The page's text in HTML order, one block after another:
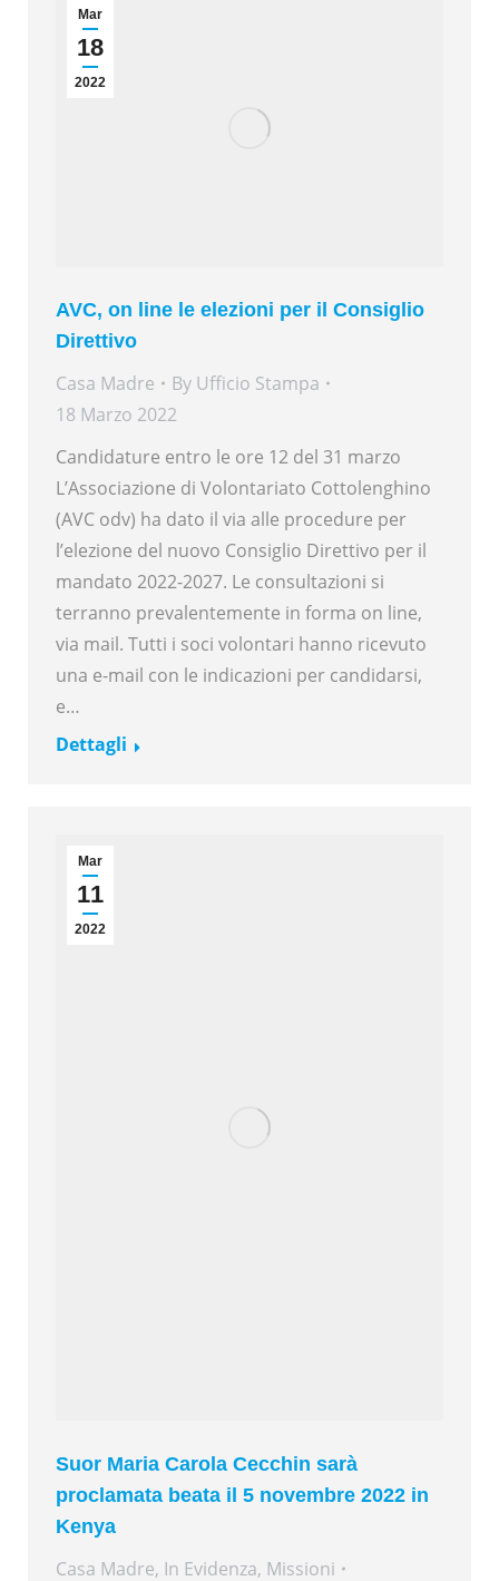
Mar
18
2022
AVC, on line le elezioni per il Consiglio
Direttivo
Casa Madre By Ufficio Stampa
18 Marzo 2022
Candidature entro le ore 12 del 31 marzo
L’Associazione di Volontariato Cottolenghino
(AVC odv) ha dato il via alle procedure per
l’elezione del nuovo Consiglio Direttivo per il
mandato 2022-2027. Le consultazioni si
terranno prevalentemente in forma on line,
via mail. Tutti i soci volontari hanno ricevuto
una e-mail con le indicazioni per candidarsi,
e…
Dettagli
Mar
11
2022
Suor Maria Carola Cecchin sarà
proclamata beata il 5 novembre 2022 in
Kenya
Casa Madre, In Evidenza, Missioni